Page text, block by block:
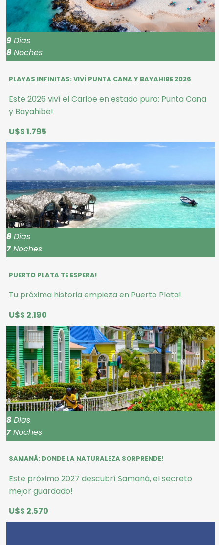
Dias
Noches
PLAYAS INFINITAS: VIVÍ PUNTA CANA Y BAYAHIBE 2026
Este 2026 viví el Caribe en estado puro: Punta Cana
y Bayahibe!
U$S 1.795
Dias
Noches
PUERTO PLATA TE ESPERA!
Tu próxima historia empieza en Puerto Plata!
U$S 2.190
Dias
Noches
SAMANÁ: DONDE LA NATURALEZA SORPRENDE!
Este próximo 2027 descubrí Samaná, el secreto
mejor guardado!
U$S 2.570